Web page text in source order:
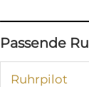
Passende
Ruhrpilot